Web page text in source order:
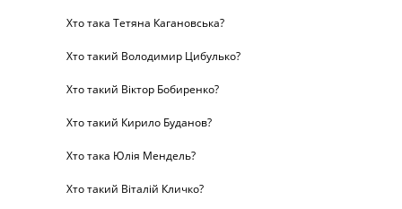
Хто така Тетяна Кагановська?
Хто такий Володимир Цибулько?
Хто такий Віктор Бобиренко?
Хто такий Кирило Буданов?
Хто така Юлія Мендель?
Хто такий Віталій Кличко?